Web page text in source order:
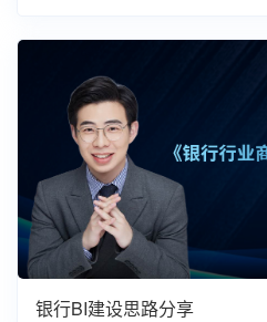
银行BI建设思路分享